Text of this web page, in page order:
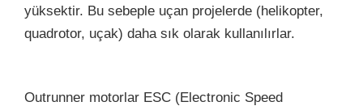
yüksektir. Bu sebeple uçan projelerde (helikopter,
quadrotor, uçak) daha sık olarak kullanılırlar.
Outrunner motorlar ESC (Electronic Speed